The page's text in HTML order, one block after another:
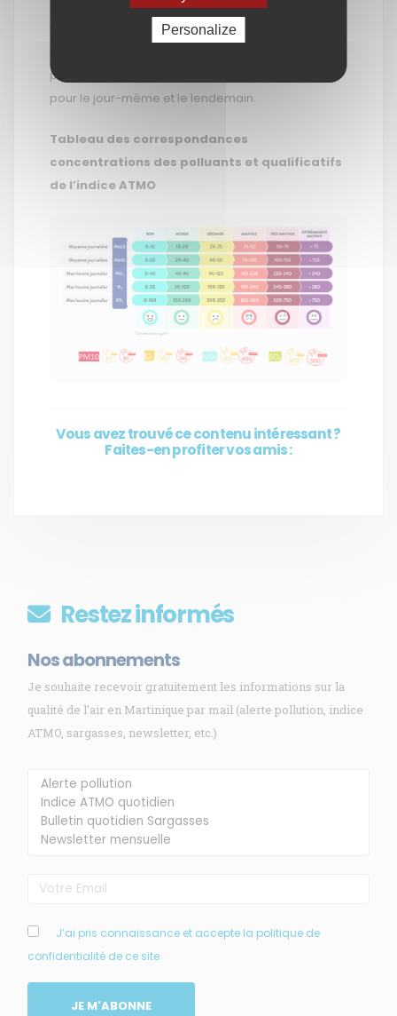
surveillance de Madininair (stations dites « de
fond »), corrigées si besoin avant d’être validées
prévision journalière de la qualité de l’air élaborée
pour le jour-même et le lendemain.
Tableau des correspondances
concentrations des polluants et qualificatifs
de l’indice ATMO
Vous avez trouvé ce contenu intéressant ?
Faites-en profiter vos amis :
Restez informés
Nos abonnements
Je souhaite recevoir gratuitement les informations sur la
qualité de l’air en Martinique par mail (alerte pollution, indice
ATMO, sargasses, newsletter, etc.)
J’ai pris connaissance et accepte la politique de
confidentialité de ce site
JE M'ABONNE
Membre de
MENU
Personalize